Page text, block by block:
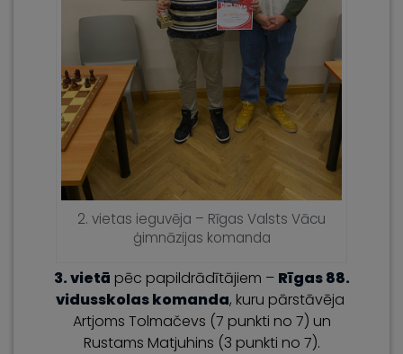
2. vietas ieguvēja – Rīgas Valsts Vācu
ģimnāzijas komanda
3. vietā pēc papildrādītājiem – Rīgas 88.
vidusskolas komanda, kuru pārstāvēja
Artjoms Tolmačevs (7 punkti no 7) un
Rustams Matjuhins (3 punkti no 7).